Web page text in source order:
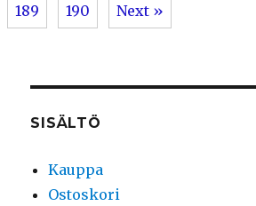
189 190 Next »
SISÄLTÖ
Kauppa
Ostoskori